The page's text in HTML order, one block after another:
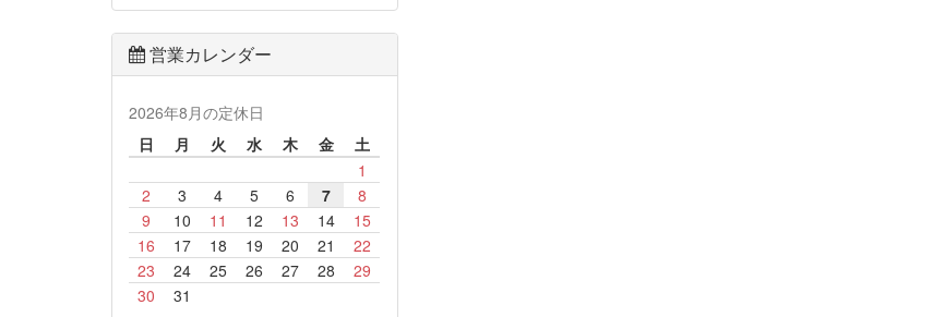
営業カレンダー
2026年8月の定休日
日
月 火 水 木 金
土
1
2
3 4 5 6 7
8
9
10 11 12 13 14
15
16
17 18 19 20 21
22
23
24 25 26 27 28
29
30
31